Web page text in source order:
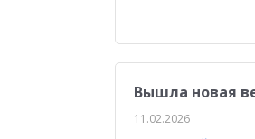
Вышла новая
11.02.2026